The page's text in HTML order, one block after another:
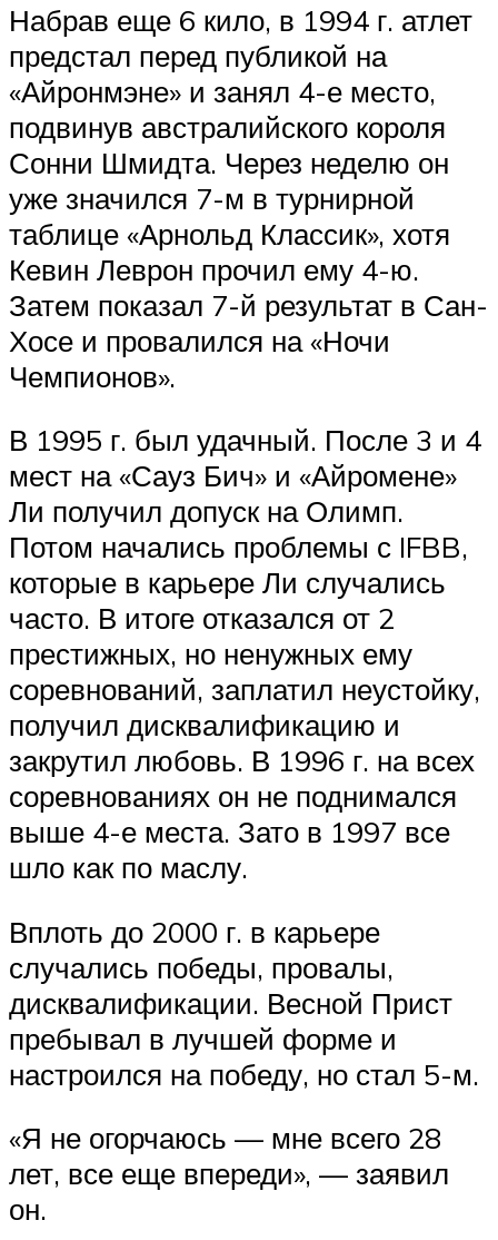
Набрав еще 6 кило, в 1994 г. атлет
предстал перед публикой на
«Айронмэне» и занял 4-е место,
подвинув австралийского короля
Сонни Шмидта. Через неделю он
уже значился 7-м в турнирной
таблице «Арнольд Классик», хотя
Кевин Леврон прочил ему 4-ю.
Затем показал 7-й результат в Сан-
Хосе и провалился на «Ночи
Чемпионов».
В 1995 г. был удачный. После 3 и 4
мест на «Сауз Бич» и «Айромене»
Ли получил допуск на Олимп.
Потом начались проблемы с IFBB,
которые в карьере Ли случались
часто. В итоге отказался от 2
престижных, но ненужных ему
соревнований, заплатил неустойку,
получил дисквалификацию и
закрутил любовь. В 1996 г. на всех
соревнованиях он не поднимался
выше 4-е места. Зато в 1997 все
шло как по маслу.
Вплоть до 2000 г. в карьере
случались победы, провалы,
дисквалификации. Весной Прист
пребывал в лучшей форме и
настроился на победу, но стал 5-м.
«Я не огорчаюсь — мне всего 28
лет, все еще впереди», — заявил
он.